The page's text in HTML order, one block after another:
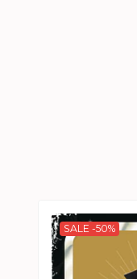
SALE -50%